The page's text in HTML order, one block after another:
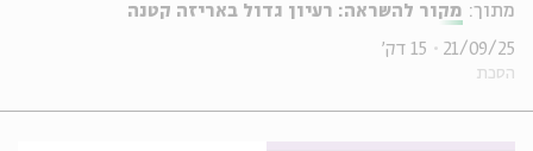
מתוך: מקור להשראה: רעיון גדול באריזה קטנה
הסכת
21/09/25 15 דק'